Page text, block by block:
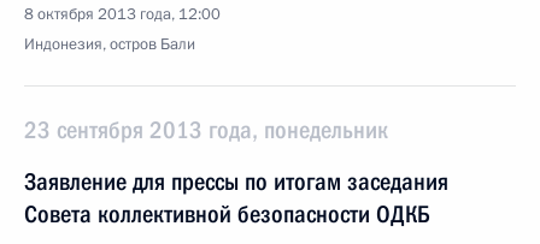
8 октября 2013 года, 12:00
Индонезия, остров Бали
23 сентября 2013 года, понедельник
Заявление для прессы по итогам заседания
Совета коллективной безопасности ОДКБ